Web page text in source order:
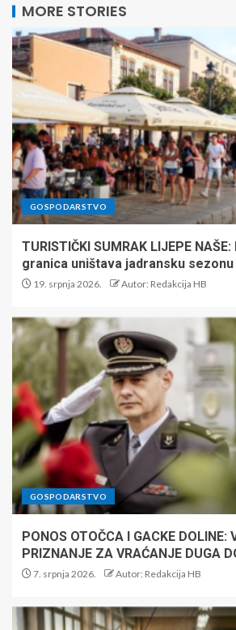
MORE STORIES
GOSPODARSTVO
TURISTIČKI SUMRAK LIJEPE
granica uništava jadransku
19. srpnja 2026. Autor: Redakcija HB
GOSPODARSTVO
PONOS OTOČCA I GACKE DOLINE:
PRIZNANJE ZA VRAĆANJE DUGA
7. srpnja 2026. Autor: Redakcija HB